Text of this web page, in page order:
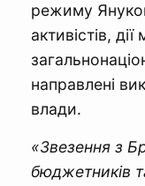
режиму
активістів,
направлені
влади.
«Звезення з
бюджетників